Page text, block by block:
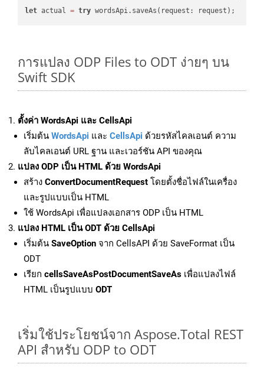
let actual = try
การแปลง ODP Files to ODT ง่ายๆ บน
Swift SDK
ตั้งค่า WordsApi และ CellsApi
เริ่มต้น WordsApi และ CellsApi ด้วยรหัสไคลเอนต์ ความ
ลับไคลเอนต์ URL ฐาน และเวอร์ชัน API ของคุณ
แปลง ODP เป็น HTML ด้วย WordsApi
สร้าง ConvertDocumentRequest โดยตั้งชื่อไฟล์ในเครื่อง
และรูปแบบเป็น HTML
ใช้ WordsApi เพื่อแปลงเอกสาร ODP เป็น HTML
แปลง HTML เป็น ODT ด้วย CellsApi
เริ่มต้น SaveOption จาก CellsAPI ด้วย SaveFormat เป็น
ODT
เรียก cellsSaveAsPostDocumentSaveAs เพื่อแปลงไฟล์
HTML เป็นรูปแบบ ODT
เริ่มใช้ประโยชน์จาก Aspose.Total REST
API สำหรับ ODP to ODT